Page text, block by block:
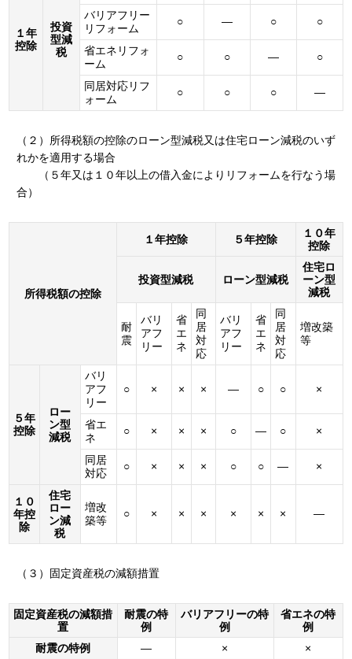
１年
控除
投資
型減
税
バリアフリー
リフォーム
○ ― ○ ○
省エネリフォ
ーム
○ ○ ― ○
同居対応リフ
ォーム
○ ○ ○ ―
（２）所得税額の控除のローン型減税又は住宅ローン減税のいず
れかを適用する場合
（５年又は１０年以上の借入金によりリフォームを行なう場
合）
所得税額の控除
１年控除 ５年控除
１０年
控除
投資型減税 ローン型減税
住宅ロ
ーン型
減税
耐
震
バリ
アフ
リー
省
エ
ネ
同
居
対
応
バリ
アフ
リー
省
エ
ネ
同
居
対
応
増改築
等
５年
控除
ロー
ン型
減税
バリ
アフ
リー
○ × × × ― ○ ○ ×
省エ
ネ
○ × × × ○ ― ○ ×
同居
対応
○ × × × ○ ○ ― ×
１０
年控
除
住宅
ロー
ン減
税
増改
築等
○ × × × × × × ―
（３）固定資産税の減額措置
固定資産税の減額措
置
耐震の特
例
バリアフリーの特
例
省エネの特
例
耐震の特例
― ×
×